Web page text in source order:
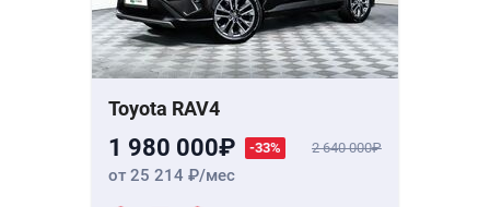
Toyota RAV4
1 980 000 -33% 2 640 000
от 25 214 /мес